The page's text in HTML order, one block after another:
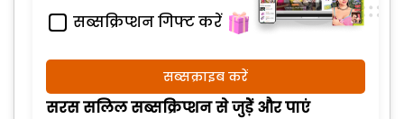
सब्सक्रिप्शन गिफ्ट करें
सब्सक्राइब करें
सरस सलिल सब्सक्रिप्शन से जुड़ेें और पाएं